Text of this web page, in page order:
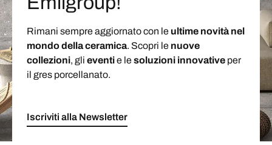
Rimani sempre aggiornato con le ultime novità nel
mondo della ceramica. Scopri le nuove
collezioni, gli eventie lesoluzioni innovative per
il gres porcellanato.
Iscriviti alla Newsletter